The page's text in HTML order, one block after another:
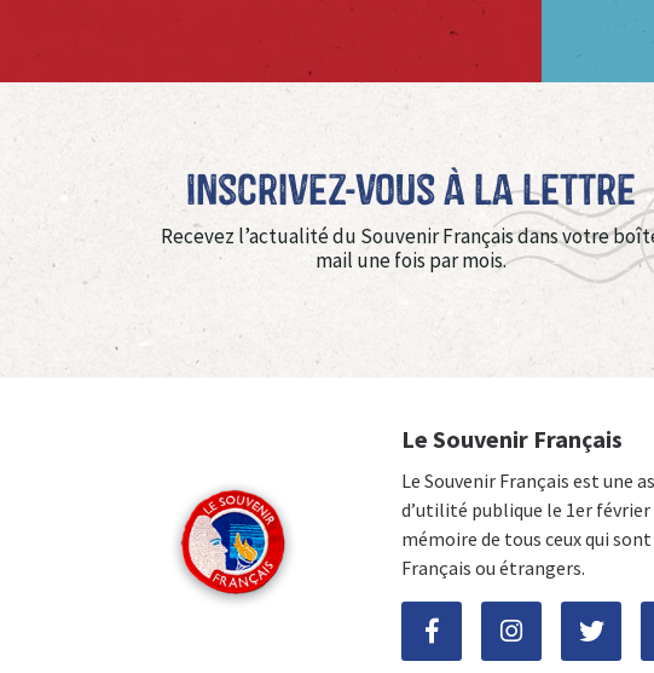
Inscrivez-vous à La Lettre
Recevez l’actualité du Souvenir Français dans votre
mail une fois par mois.
Le Souvenir Français
Le Souvenir Français est une
d’utilité publique le 1er
mémoire de tous ceux qui
Français ou étrangers.